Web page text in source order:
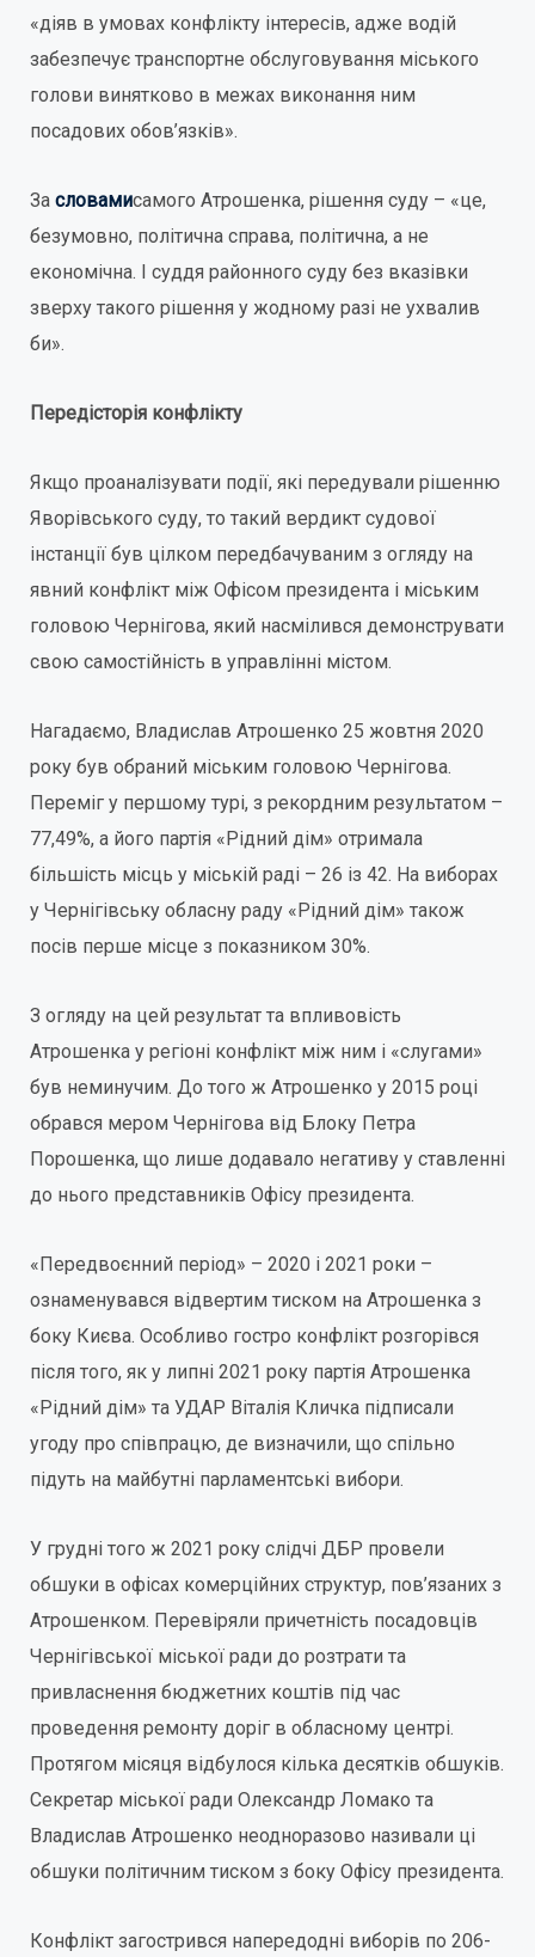
«діяв в умовах конфлікту інтересів, адже водій
забезпечує транспортне обслуговування міського
голови винятково в межах виконання ним
посадових обов’язків».
За словамисамого Атрошенка, рішення суду – «це,
безумовно, політична справа, політична, а не
економічна. І суддя районного суду без вказівки
зверху такого рішення у жодному разі не ухвалив
би».
Передісторія конфлікту
Якщо проаналізувати події, які передували рішенню
Яворівського суду, то такий вердикт судової
інстанції був цілком передбачуваним з огляду на
явний конфлікт між Офісом президента і міським
головою Чернігова, який насмілився демонструвати
свою самостійність в управлінні містом.
Нагадаємо, Владислав Атрошенко 25 жовтня 2020
року був обраний міським головою Чернігова.
Переміг у першому турі, з рекордним результатом –
77,49%, а його партія «Рідний дім» отримала
більшість місць у міській раді – 26 із 42. На виборах
у Чернігівську обласну раду «Рідний дім» також
посів перше місце з показником 30%.
З огляду на цей результат та впливовість
Атрошенка у регіоні конфлікт між ним і «слугами»
був неминучим. До того ж Атрошенко у 2015 році
обрався мером Чернігова від Блоку Петра
Порошенка, що лише додавало негативу у ставленні
до нього представників Офісу президента.
«Передвоєнний період» – 2020 і 2021 роки –
ознаменувався відвертим тиском на Атрошенка з
боку Києва. Особливо гостро конфлікт розгорівся
після того, як у липні 2021 року партія Атрошенка
«Рідний дім» та УДАР Віталія Кличка підписали
угоду про співпрацю, де визначили, що спільно
підуть на майбутні парламентські вибори.
У грудні того ж 2021 року слідчі ДБР провели
обшуки в офісах комерційних структур, пов’язаних з
Атрошенком. Перевіряли причетність посадовців
Чернігівської міської ради до розтрати та
привласнення бюджетних коштів під час
проведення ремонту доріг в обласному центрі.
Протягом місяця відбулося кілька десятків обшуків.
Секретар міської ради Олександр Ломако та
Владислав Атрошенко неодноразово називали ці
обшуки політичним тиском з боку Офісу президента.
Конфлікт загострився напередодні виборів по 206-